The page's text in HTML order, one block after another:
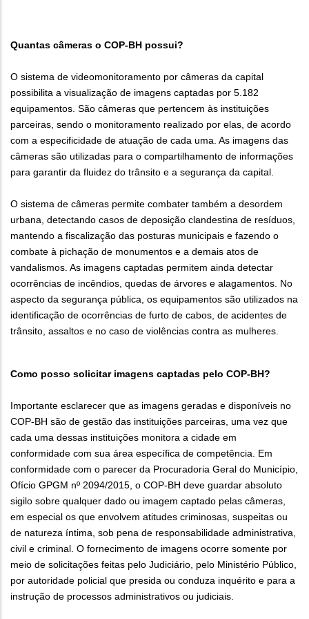
Quantas câmeras o COP-BH possui?
O sistema de videomonitoramento por câmeras da capital
possibilita a visualização de imagens captadas por 5.182
equipamentos. São câmeras que pertencem às instituições
parceiras, sendo o monitoramento realizado por elas, de acordo
com a especificidade de atuação de cada uma. As imagens das
câmeras são utilizadas para o compartilhamento de informações
para garantir da fluidez do trânsito e a segurança da capital.
O sistema de câmeras permite combater também a desordem
urbana, detectando casos de deposição clandestina de resíduos,
mantendo a fiscalização das posturas municipais e fazendo o
combate à pichação de monumentos e a demais atos de
vandalismos. As imagens captadas permitem ainda detectar
ocorrências de incêndios, quedas de árvores e alagamentos. No
aspecto da segurança pública, os equipamentos são utilizados na
identificação de ocorrências de furto de cabos, de acidentes de
trânsito, assaltos e no caso de violências contra as mulheres.
Como posso solicitar imagens captadas pelo COP-BH?
Importante esclarecer que as imagens geradas e disponíveis no
COP-BH são de gestão das instituições parceiras, uma vez que
cada uma dessas instituições monitora a cidade em
conformidade com sua área específica de competência. Em
conformidade com o parecer da Procuradoria Geral do Município,
Ofício GPGM nº 2094/2015, o COP-BH deve guardar absoluto
sigilo sobre qualquer dado ou imagem captado pelas câmeras,
em especial os que envolvem atitudes criminosas, suspeitas ou
de natureza íntima, sob pena de responsabilidade administrativa,
civil e criminal. O fornecimento de imagens ocorre somente por
meio de solicitações feitas pelo Judiciário, pelo Ministério Público,
por autoridade policial que presida ou conduza inquérito e para a
instrução de processos administrativos ou judiciais.